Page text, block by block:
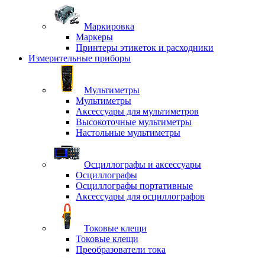
Маркировка
Маркеры
Принтеры этикеток и расходники
Измерительные приборы
Мультиметры
Мультиметры
Аксессуары для мультиметров
Высокоточные мультиметры
Настольные мультиметры
Осциллографы и аксессуары
Осциллографы
Осциллографы портативные
Аксессуары для осциллографов
Токовые клещи
Токовые клещи
Преобразователи тока